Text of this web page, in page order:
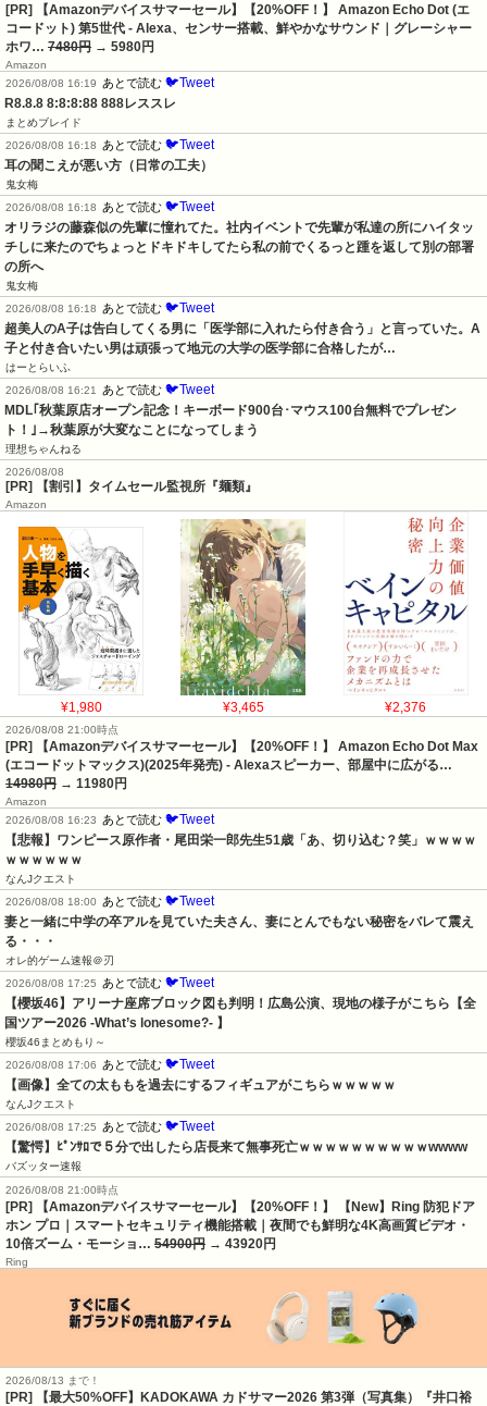
[PR] 【Amazonデバイスサマーセール】【20%OFF！】 Amazon Echo Dot (エ
コードット) 第5世代 - Alexa、センサー搭載、鮮やかなサウンド｜グレーシャー
ホワ… 7480円 → 5980円
Amazon
2026/08/08 16:19
あとで読む 🐦Tweet
R8.8.8 8:8:8:88 888レススレ
まとめブレイド
2026/08/08 16:18
あとで読む 🐦Tweet
耳の聞こえが悪い方（日常の工夫）
鬼女梅
2026/08/08 16:18
あとで読む 🐦Tweet
オリラジの藤森似の先輩に憧れてた。社内イベントで先輩が私達の所にハイタッ
チしに来たのでちょっとドキドキしてたら私の前でくるっと踵を返して別の部署
の所へ
鬼女梅
2026/08/08 16:18
あとで読む 🐦Tweet
超美人のA子は告白してくる男に「医学部に入れたら付き合う」と言っていた。A
子と付き合いたい男は頑張って地元の大学の医学部に合格したが…
はーとらいふ
2026/08/08 16:21
あとで読む 🐦Tweet
MDL｢秋葉原店オープン記念！キーボード900台･マウス100台無料でプレゼン
ト！｣→秋葉原が大変なことになってしまう
理想ちゃんねる
2026/08/08
[PR] 【割引】タイムセール監視所『麺類』
Amazon
¥1,980 ¥3,465 ¥2,376
2026/08/08 21:00時点
[PR] 【Amazonデバイスサマーセール】【20%OFF！】 Amazon Echo Dot Max
(エコードットマックス)(2025年発売) - Alexaスピーカー、部屋中に広がる…
14980円 → 11980円
Amazon
2026/08/08 16:23
あとで読む 🐦Tweet
【悲報】ワンピース原作者・尾田栄一郎先生51歳「あ、切り込む？笑」ｗｗｗｗ
ｗｗｗｗｗｗ
なんJクエスト
2026/08/08 18:00
あとで読む 🐦Tweet
妻と一緒に中学の卒アルを見ていた夫さん、妻にとんでもない秘密をバレて震え
る・・・
オレ的ゲーム速報＠刃
2026/08/08 17:25
あとで読む 🐦Tweet
【櫻坂46】アリーナ座席ブロック図も判明！広島公演、現地の様子がこちら【全
国ツアー2026 -What’s lonesome?- 】
櫻坂46まとめもり～
2026/08/08 17:06
あとで読む 🐦Tweet
【画像】全ての太ももを過去にするフィギュアがこちらｗｗｗｗｗ
なんJクエスト
2026/08/08 17:25
あとで読む 🐦Tweet
【驚愕】ﾋﾟﾝｻﾛで５分で出したら店長来て無事死亡ｗｗｗｗｗｗｗｗｗｗwwww
バズッター速報
2026/08/08 21:00時点
[PR] 【Amazonデバイスサマーセール】【20%OFF！】 【New】Ring 防犯ドア
ホン プロ｜スマートセキュリティ機能搭載｜夜間でも鮮明な4K高画質ビデオ・
10倍ズーム・モーショ… 54900円 → 43920円
Ring
2026/08/13 まで！
[PR]
【最大50%OFF】KADOKAWA カドサマー2026 第3弾（写真集）『井口裕